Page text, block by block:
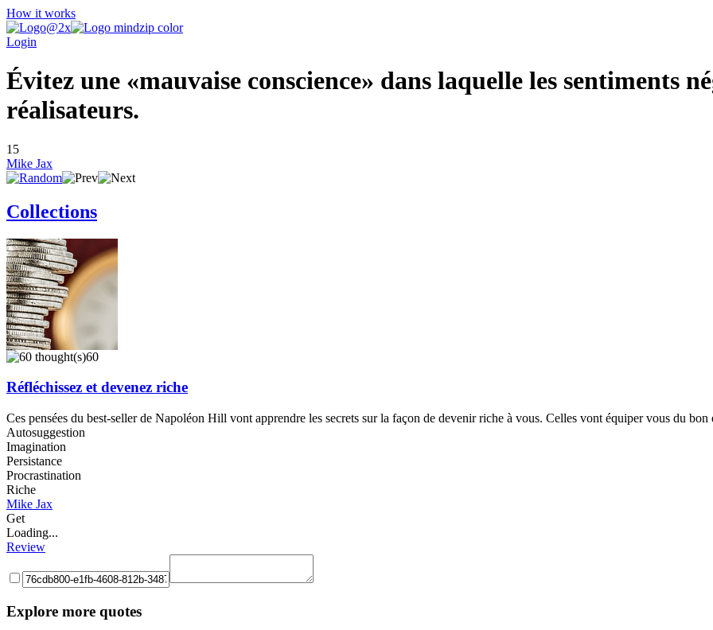
How it works
Login
Évitez une «mauvaise conscience» dans laquelle les sentiments
réalisateurs.
15
Mike Jax
Collections
60
Réfléchissez et devenez riche
Ces pensées du best-seller de Napoléon Hill vont apprendre les secrets sur la façon de devenir riche à vous. Celles vont équiper vous du
Autosuggestion
Imagination
Persistance
Procrastination
Riche
Mike Jax
Get
Loading...
Review
Explore more quotes